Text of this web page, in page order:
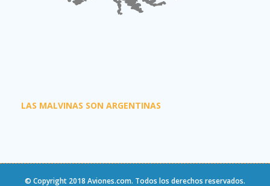
LAS MALVINAS SON ARGENTINAS
© Copyright 2018 Aviones.com. Todos los derechos reservados.